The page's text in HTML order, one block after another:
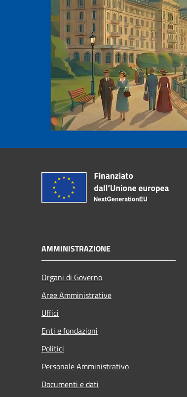
AMMINISTRAZIONE
Organi di Governo
Aree Amministrative
Uffici
Enti e fondazioni
Politici
Personale Amministrativo
Documenti e dati